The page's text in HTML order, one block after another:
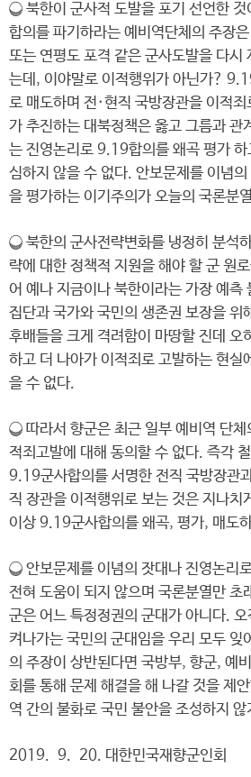
❍ 북한이 군사적 도발을 포기 선언한
합의를 파기하라는 예비역단체의 주장
또는 연평도 포격 같은 군사도발을 다시
는데, 이야말로 이적행위가 아닌가?
로 매도하며 전·현직 국방장관을 이적
가 추진하는 대북정책은 옳고 그름과 관
는 진영논리로 9.19합의를 왜곡 평가
심하지 않을 수 없다. 안보문제를 이념
을 평가하는 이기주의가 오늘의 국론분
❍ 북한의 군사전략변화를 냉정히 분석
략에 대한 정책적 지원을 해야 할 군 원
어 예나 지금이나 북한이라는 가장 예측
집단과 국가와 국민의 생존권 보장을 위
후배들을 크게 격려함이 마땅할 진데 오
하고 더 나아가 이적죄로 고발하는 현실
을 수 없다.
❍ 따라서 향군은 최근 일부 예비역 단체
적죄고발에 대해 동의할 수 없다. 즉각
9.19군사합의를 서명한 전직 국방장관
직 장관을 이적행위로 보는 것은 지나치
이상 9.19군사합의를 왜곡, 평가, 매도
❍ 안보문제를 이념의 잣대나 진영논리
전혀 도움이 되지 않으며 국론분열만 초
군은 어느 특정정권의 군대가 아니다.
켜나가는 국민의 군대임을 우리 모두 잊
의 주장이 상반된다면 국방부, 향군, 예
회를 통해 문제 해결을 해 나갈 것을 제
역 간의 불화로 국민 불안을 조성하지 않
2019. 9. 20. 대한민국재향군인회